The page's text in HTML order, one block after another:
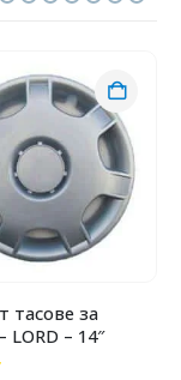
тасове за
– 14″